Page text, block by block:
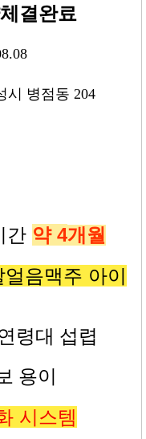
결완료
시 병점동 204
간 약 4개월
얼음맥주 아이
령대 섭렵
용이
시스템